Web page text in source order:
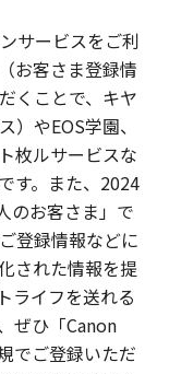
サービスをご利
お客さま登録情
くことで、キヤ
やEOS学園、
枚ルサービスな
す。また、2024
のお客さま」で
登録情報などに
された情報を提
ライフを送れる
ぜひ「Canon
でご登録いただ